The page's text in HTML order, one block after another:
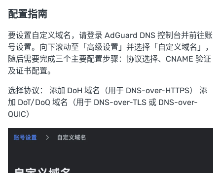
配置指南
要设置自定义域名，请登录 AdGuard DNS 控制台并前往账
号设置。向下滚动至「高级设置」并选择「自定义域名」，
随后需要完成三个主要配置步骤：协议选择、CNAME 验证
及证书配置。
选择协议： 添加 DoH 域名（用于 DNS-over-HTTPS） 添
加 DoT/DoQ 域名（用于 DNS-over-TLS 或 DNS-over-
QUIC）